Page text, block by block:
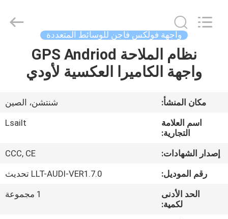
منزل،
منتجات
أشرطة
فيديو
معلومات
Electron
Co.,Ltd.
واجهة فولكس فاجن للوسائط المتعددة
نظام الملاحة GPS Andriod
واجهة الكاميرا العكسية لأودي
مكان المنشأ:
شنتشن، الصين
اسم العلامة
التجارية:
Lsailt
إصدار الشهادات:
CCC, CE
رقم الموديل:
LLT-AUDI-VER1.7.0 تحديث
الحد الأدنى
لكمية:
1 مجموعة